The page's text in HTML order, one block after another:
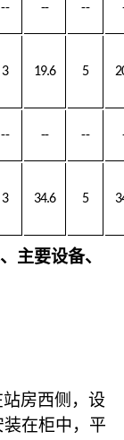
-- -- --
3 19.6 5
-- -- --
3 34.6 5
主要设备、
房西侧，设
在柜中，平